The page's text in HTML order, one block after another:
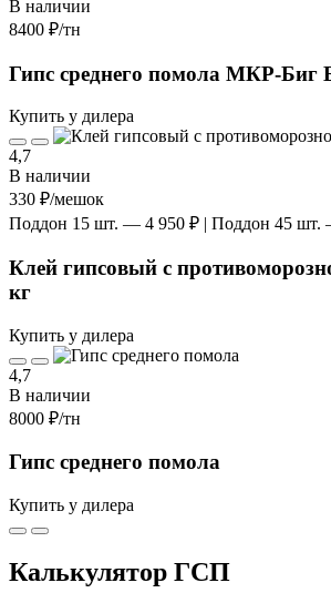
В наличии
8400 ₽/тн
Гипс среднего помола МКР-Биг
Купить у дилера
4,7
В наличии
330 ₽/мешок
Поддон 15 шт. — 4 950 ₽ | Поддон 45 шт.
Клей гипсовый с
кг
Купить у дилера
4,7
В наличии
8000 ₽/тн
Гипс среднего помола
Купить у дилера
Калькулятор ГСП